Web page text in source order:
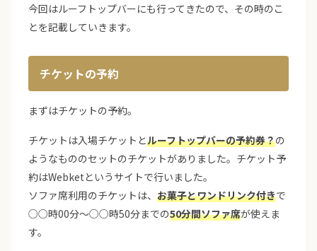
今回はルーフトップバーにも行ってきたので、その時のこ
とを記載していきます。
チケットの予約
まずはチケットの予約。
チケットは入場チケットとルーフトップバーの予約券？の
ようなもののセットのチケットがありました。チケット予
約はWebketというサイトで行いました。
ソファ席利用のチケットは、 お菓子とワンドリンク付きで
○○時00分〜○○時50分までの50分間ソファ席が使えま
す。